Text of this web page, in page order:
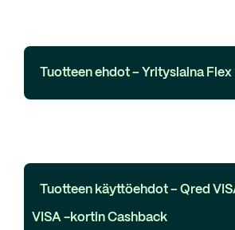
Tuotteen ehdot – Yrityslaina Flex
Tuotteen käyttöehdot – Qred
VISA -kortin Cashback